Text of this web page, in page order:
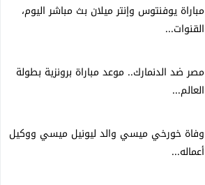
مباراة يوفنتوس وإنتر ميلان بث مباشر اليوم،
القنوات...
مصر ضد الدنمارك.. موعد مباراة برونزية بطولة
العالم...
وفاة خورخي ميسي والد ليونيل ميسي ووكيل
أعماله...